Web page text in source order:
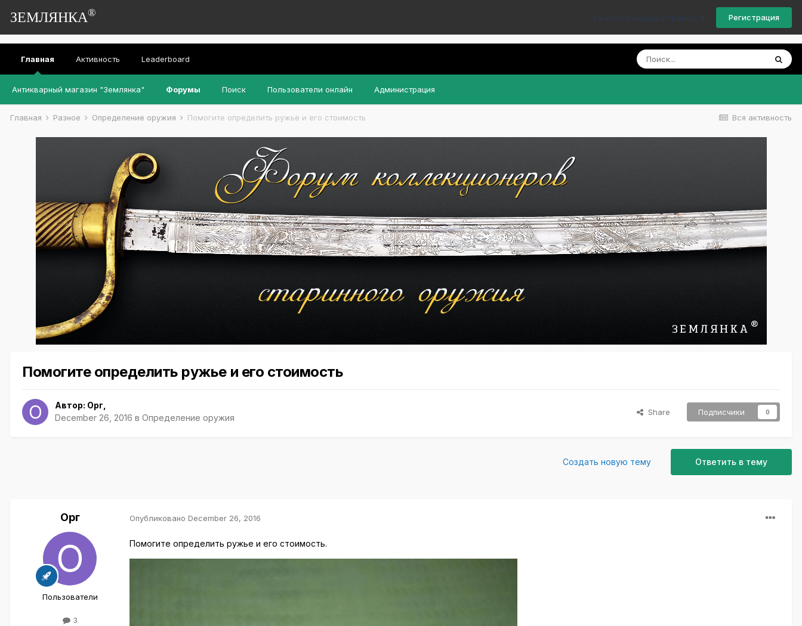
ЗЕМЛЯНКА® Уже есть аккаунт? Войти Регистрация
Главная
Антикварный магазин "Землянка" Форумы Поиск Пользователи онлайн Администрация
Активность Leaderboard
Вся активность
Главная Разное Определение оружия Помогите определить ружье и его стоимость
Помогите определить ружье и его стоимость
Автор: Орг
December 26, 2016 в Определение оружия
Share Подписчики 0
Ответить в тему
Создать новую тему
Орг
Пользователи
3
Опубликовано December 26, 2016
Помогите определить ружье и его стоимость.